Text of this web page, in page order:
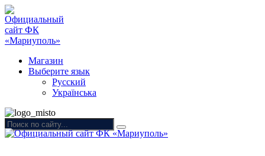
Магазин
Выберите язык
Русский
Українська